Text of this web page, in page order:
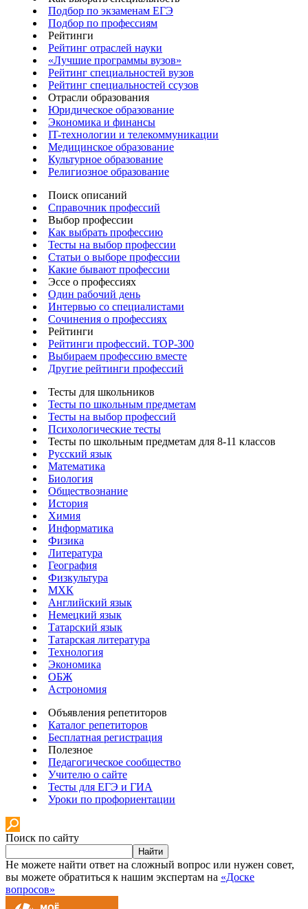
Подбор по экзаменам ЕГЭ
Подбор по профессиям
Рейтинги
Рейтинг отраслей науки
«Лучшие программы вузов»
Рейтинг специальностей вузов
Рейтинг специальностей ссузов
Отрасли образования
Юридическое образование
Экономика и финансы
IT-технологии и телекоммуникации
Медицинское образование
Культурное образование
Религиозное образование
Поиск описаний
Справочник профессий
Выбор профессии
Как выбрать профессию
Тесты на выбор профессии
Статьи о выборе профессии
Какие бывают профессии
Эссе о профессиях
Один рабочий день
Интервью со специалистами
Сочинения о профессиях
Рейтинги
Рейтинги профессий. TOP-300
Выбираем профессию вместе
Другие рейтинги профессий
Тесты для школьников
Тесты по школьным предметам
Тесты на выбор профессий
Психологические тесты
Тесты по школьным предметам для 8-11 классов
Русский язык
Математика
Биология
Обществознание
История
Химия
Информатика
Физика
Литература
География
Физкультура
МХК
Английский язык
Немецкий язык
Татарский язык
Татарская литература
Технология
Экономика
ОБЖ
Астрономия
Объявления репетиторов
Каталог репетиторов
Бесплатная регистрация
Полезное
Педагогическое сообщество
Учителю о сайте
Тесты для ЕГЭ и ГИА
Уроки по профориентации
Поиск по сайту
Найти
Не можете найти ответ на сложный вопрос или нужен совет,
вы можете обратиться к нашим экспертам на «Доске
вопросов»